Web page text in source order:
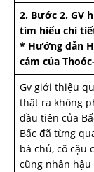
2. Bước 2. GV
tìm hiểu chi
* Hướng dẫn
cảm của
Gv giới thiệu
thật ra không
đầu tiên của
Bấc đã từng
bà chủ, cô cậu
cũng nhân